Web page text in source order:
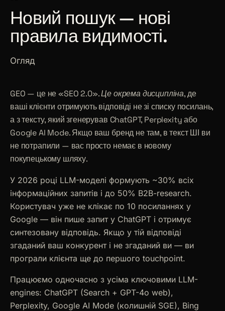
Новий пошук — нові
правила видимості.
Огляд
GEO — це не «SEO 2.0».Це окрема дисципліна, де
ваші клієнти отримують відповіді не зі списку посилань,
а з тексту, який згенерував ChatGPT, Perplexity або
Google AI Mode. Якщо ваш бренд не там, в текст ШІ ви
не потрапили — вас просто немає в новому
покупецькому шляху.
У 2026 році LLM-моделі формують ~30% всіх
інформаційних запитів і до 50% B2B-research.
Користувач уже не клікає по 10 посиланнях у
Google — він пише запит у ChatGPT і отримує
синтезовану відповідь. Якщо у тій відповіді
згаданий ваш конкурент і не згаданий ви — ви
програли клієнта ще до першого touchpoint.
Працюємо одночасно з усіма ключовими LLM-
engines: ChatGPT (Search + GPT-4o web),
Perplexity, Google AI Mode (колишній SGE), Bing